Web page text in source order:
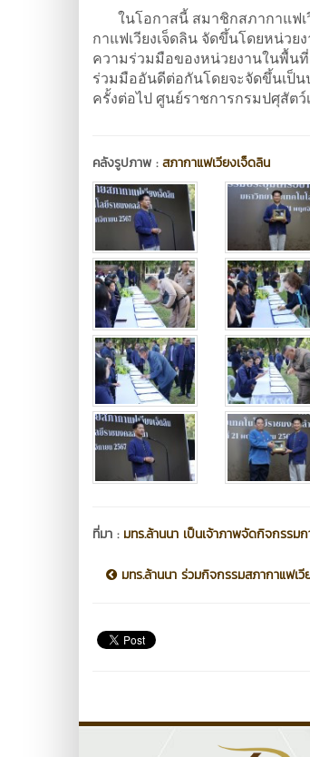
ในโอกาสนี้ สมาชิกสภากาแฟเ
กาแฟเวียงเจ็ดลิน จัดขึ้นโดยหน่วย
ความร่วมมือของหน่วยงานในพื้นที่
ร่วมมืออันดีต่อกันโดยจะจัดขึ้นเป็น
ครั้งต่อไป ศูนย์ราชการกรมปศุสัต
คลังรูปภาพ :สภากาแฟเวียงเจ็ดลิน
ที่มา : มทร.ล้านนา เป็นเจ้าภาพจัดกิจกรรม
มทร.ล้านนา ร่วมกิจกรรมสภากาแฟเวี